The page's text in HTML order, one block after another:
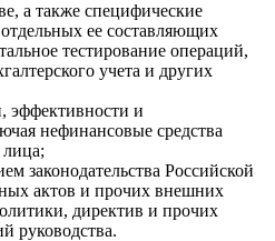
а также специфические
ее составляющих
тестирование операций,
учета и других
эффективности и
нефинансовые средства
лица;
законодательства Российской
актов и прочих внешних
директив и прочих
руководства.